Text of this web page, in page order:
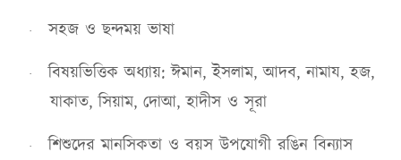
· সহজ ও ছন্দময় ভাষা
· বিষয়ভিত্তিক অধ্যায়: ঈমান,ইসলাম,আদব,নামায,হজ,
যাকাত,সিয়াম, দোআ,হাদীস ও সূরা
· শিশুদের মানসিকতা ও বয়স উপযোগী রঙিন বিন্যাস